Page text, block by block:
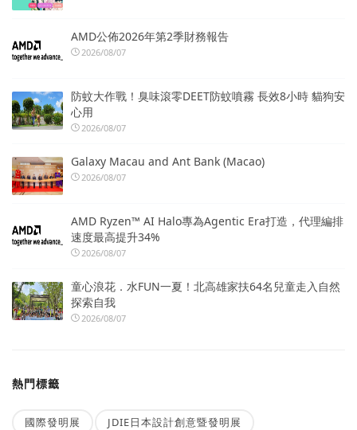
AMD公佈2026年第2季財務報告
2026/08/07
防蚊大作戰！臭味滾零DEET防蚊噴霧 長效8小時 貓狗安
心用
2026/08/07
Galaxy Macau and Ant Bank (Macao)
2026/08/07
AMD Ryzen™ AI Halo專為Agentic Era打造，代理編排
速度最高提升34%
2026/08/07
童心浪花．水FUN一夏！北高雄家扶64名兒童走入自然
探索自我
2026/08/07
熱門標籤
國際發明展 JDIE日本設計創意暨發明展